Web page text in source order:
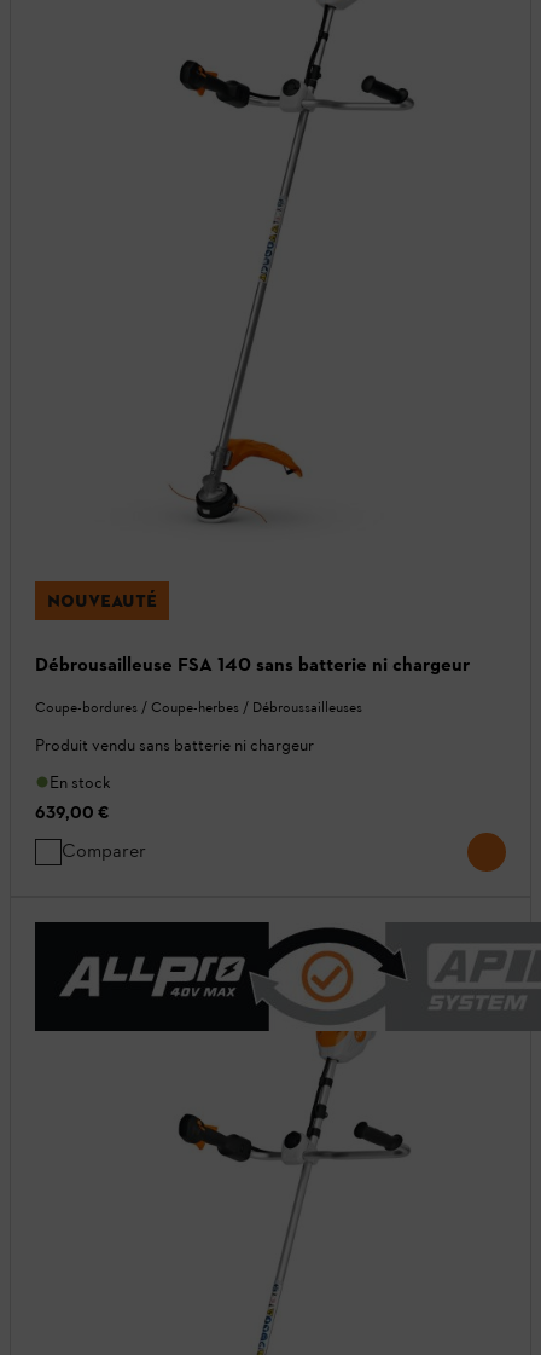
NOUVEAUTÉ
Débrousailleuse FSA 140 sans batterie ni chargeur
Coupe-bordures / Coupe-herbes / Débroussailleuses
Produit vendu sans batterie ni chargeur
En stock
639,00 €
Comparer